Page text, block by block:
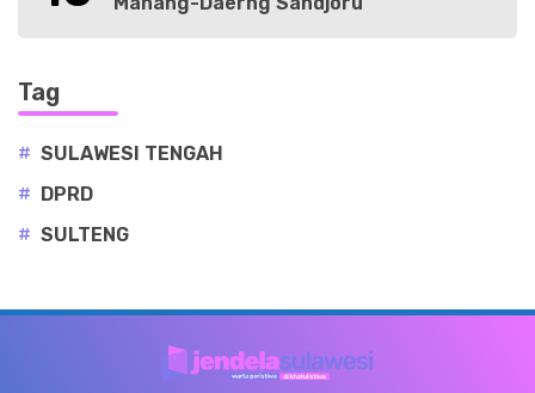
Tag
# SULAWESI TENGAH
#
DPRD
# SULTENG